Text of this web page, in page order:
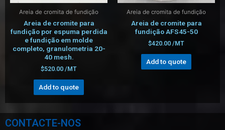
Areia de cromita de fundição
Areia de cromite para
fundição por espuma perdida
e fundição em molde
completo, granulometria 20-
40 mesh.
$520.00 /MT
Add to quote
Areia de cromita de fundição
Areia de cromite para
fundição AFS45-50
$420.00 /MT
Add to quote
CONTACTE-NOS